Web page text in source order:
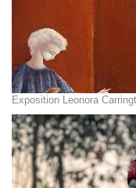
Exposition Leonora